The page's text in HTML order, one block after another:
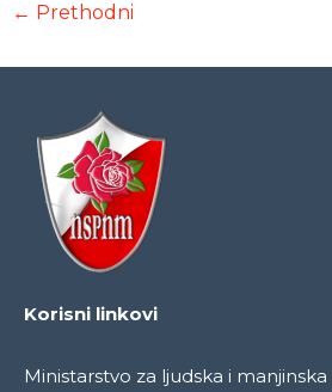
← Prethodni
Korisni linkovi
Ministarstvo za ljudska i